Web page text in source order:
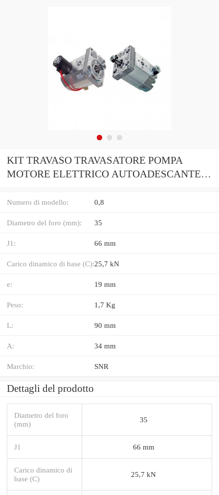
KIT TRAVASO TRAVASATORE POMPA
MOTORE ELETTRICO AUTOADESCANTE
Numero di modello: 0,8
Diametro del foro (mm): 35
J1: 66 mm
Carico dinamico di base (C):25,7 kN
e: 19 mm
Peso: 1,7 Kg
L: 90 mm
A: 34 mm
Marchio: SNR
Dettagli del prodotto
Diametro del foro
(mm)
35
J1 66 mm
Carico dinamico di
base (C)
25,7 kN